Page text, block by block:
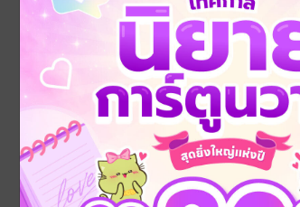
ล็อกอินเข้าระบบ